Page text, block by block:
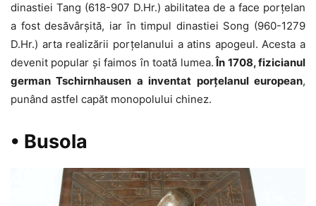
dinastiei Tang (618-907 D.Hr.) abilitatea de a face porțelan
a fost desăvârșită, iar în timpul dinastiei Song (960-1279
D.Hr.) arta realizării porțelanului a atins apogeul. Acesta a
devenit popular și faimos în toată lumea.În 1708, fizicianul
german Tschirnhausen a inventat porțelanul european,
punând astfel capăt monopolului chinez.
• Busola